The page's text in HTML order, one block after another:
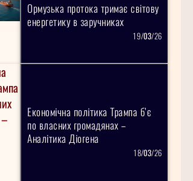
Ормузька протока тримає світову
енергетику в заручниках
19/03/26
Економічна політика Трампа б’є
по власних громадянах –
Аналітика Діогена
18/03/26